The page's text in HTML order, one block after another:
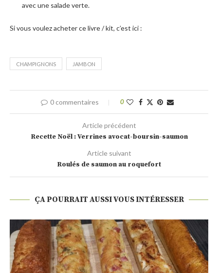
avec une salade verte.
Si vous voulez acheter ce livre / kit, c’est ici :
CHAMPIGNONS JAMBON
0 commentaires 0
Article précédent
Recette Noël : Verrines avocat-boursin-saumon
Article suivant
Roulés de saumon au roquefort
ÇA POURRAIT AUSSI VOUS INTÉRESSER